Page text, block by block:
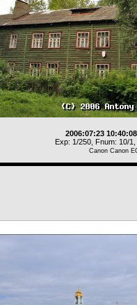
2006:07:23 10:40:08
Exp: 1/250, Fnum: 10/
Canon Canon